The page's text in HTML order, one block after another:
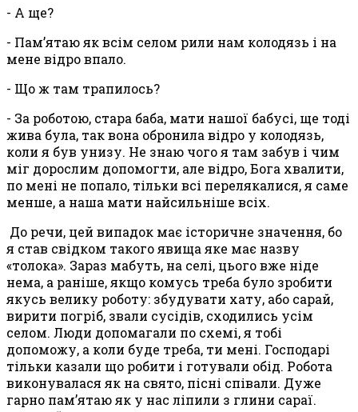
- А ще?
- Пам’ятаю як всім селом рили нам колодязь і на
мене відро впало.
- Що ж там трапилось?
- За роботою, стара баба, мати нашої бабусі, ще тоді
жива була, так вона обронила відро у колодязь,
коли я був унизу. Не знаю чого я там забув і чим
міг дорослим допомогти, але відро, Бога хвалити,
по мені не попало, тільки всі перелякалися, я саме
менше, а наша мати найсильніше всіх.
До речи, цей випадок має історичне значення, бо
я став свідком такого явища яке має назву
«толока». Зараз мабуть, на селі, цього вже ніде
нема, а раніше, якщо комусь треба було зробити
якусь велику роботу: збудувати хату, або сарай,
вирити погріб, звали сусідів, сходились усім
селом. Люди допомагали по схемі, я тобі
допоможу, а коли буде треба, ти мені. Господарі
тільки казали що робити і готували обід. Робота
виконувалася як на свято, пісні співали. Дуже
гарно пам’ятаю як у нас ліпили з глини сараї.